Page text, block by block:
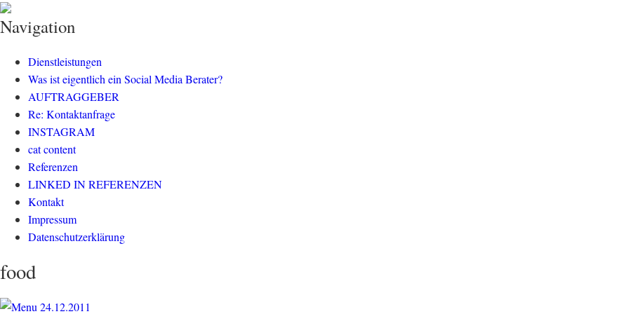
klisch.net
social media rockt
Navigation
Dienstleistungen
Was ist eigentlich ein Social Media Berater?
AUFTRAGGEBER
Re: Kontaktanfrage
INSTAGRAM
cat content
Referenzen
LINKED IN REFERENZEN
Kontakt
Impressum
Datenschutzerklärung
food